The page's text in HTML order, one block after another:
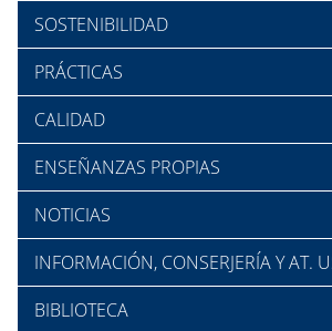
SOSTENIBILIDAD
PRÁCTICAS
CALIDAD
ENSEÑANZAS PROPIAS
NOTICIAS
INFORMACIÓN, CONSERJERÍA Y AT.
BIBLIOTECA